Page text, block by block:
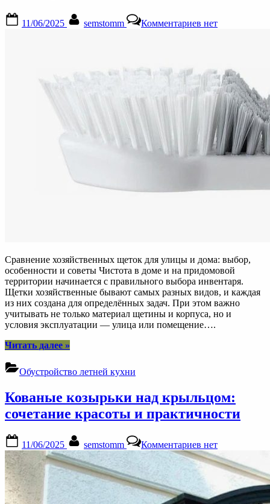
on
11/06/2025 semstomm Комментариевзаписи
улицы
дома:
сравнение
рекомендации
нет
Сравнение хозяйственных щеток для улицы и дома: выбор,
особенности и советы Чистота в доме и на придомовой
территории начинается с правильного выбора инвентаря.
Щетки хозяйственные бывают самых разных видов, и каждая
из них создана для определённых задач. При этом важно
учитывать не только материал щетины и корпуса, но и
условия эксплуатации — улица или помещение….
Читать далее“Щетки
улицы
дома:
сравнение
и
»
Обустройство летней кухни
Кованые козырьки над крыльцом:
сочетание красоты и практичности
on
11/06/2025 semstomm Комментариевзаписи
Кованые
козырьки
крыльцом:
нет